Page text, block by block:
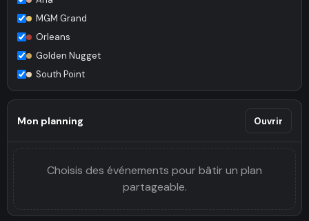
MGM Grand
Orleans
Golden Nugget
South Point
Mon planning Ouvrir
Choisis des événements pour bâtir un plan
partageable.